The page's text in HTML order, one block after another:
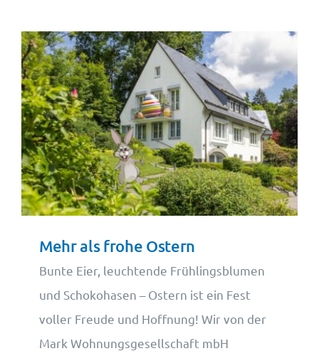
Mehr als frohe Ostern
Bunte Eier, leuchtende Frühlingsblumen
und Schokohasen – Ostern ist ein Fest
voller Freude und Hoffnung! Wir von der
Mark Wohnungsgesellschaft mbH